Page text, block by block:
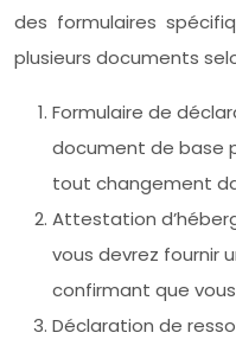
des formulaires
plusieurs documents
Formulaire de
document de base
tout changement
Attestation
vous devrez fournir
confirmant que
Déclaration de